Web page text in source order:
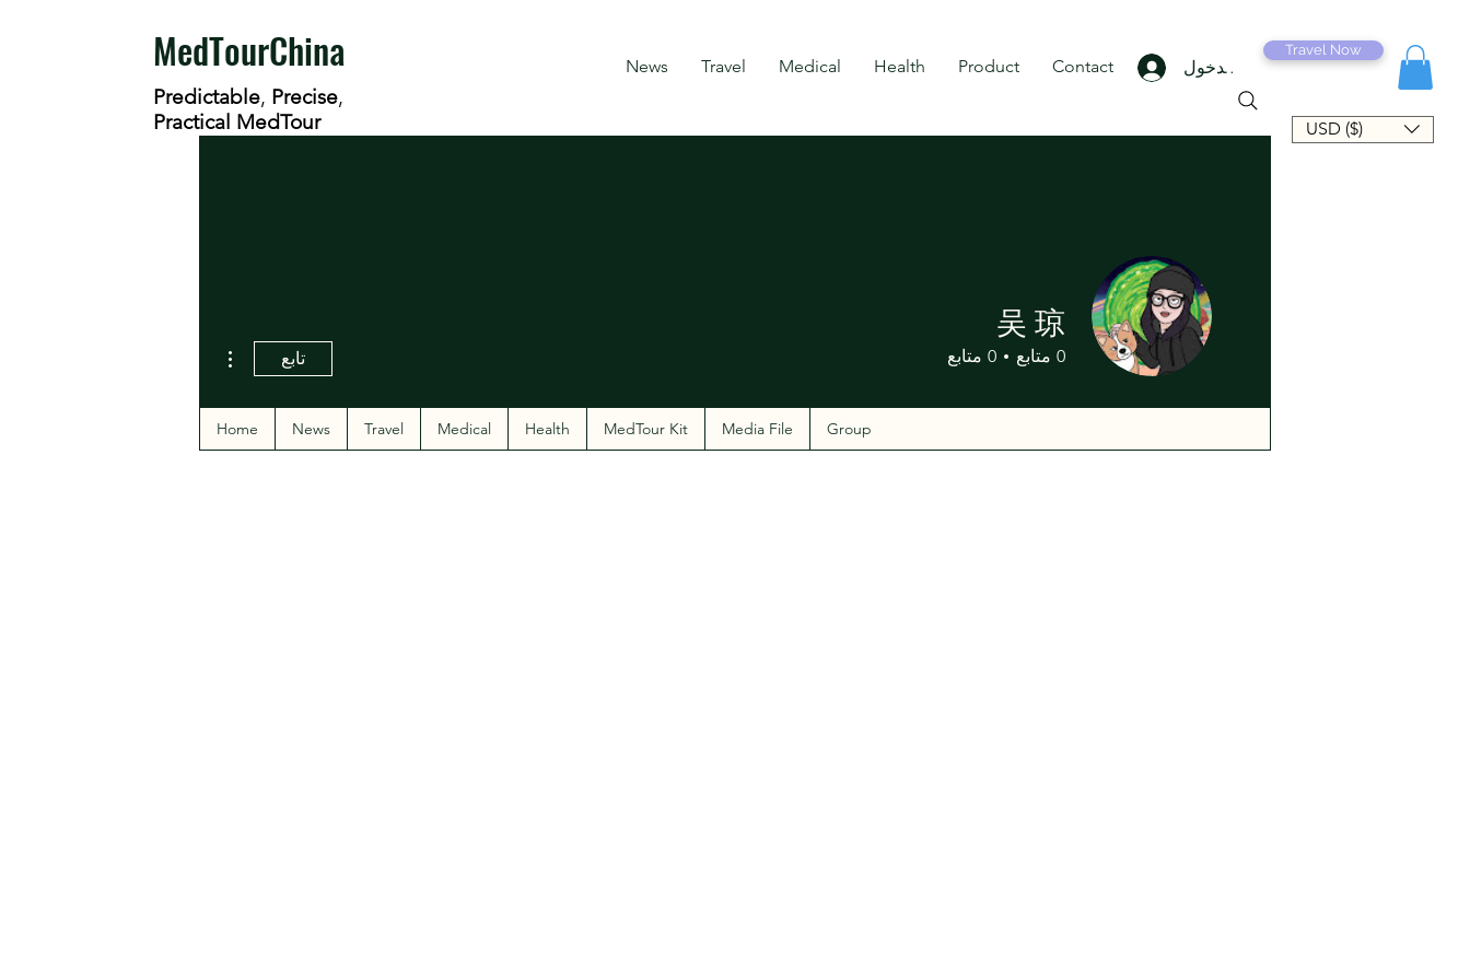
MedTourChina
Predictable, Precise,
Practical MedTour
News Travel Medical Health Product Contact تسجيل الدخول
Travel Now
USD ($)
吴 琼
0 متابع 0 متابع تابع
Home News Travel Medical Health MedTour Kit Media File Group